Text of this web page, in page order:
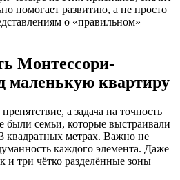
помогает развитию, а не просто
о «правильном»
Монтессори-
маленькую квартиру
а задача на точность
семьи, которые выстраивали
квадратных метрах. Важно не
каждого элемента. Даже
и три чётко разделённые зоны